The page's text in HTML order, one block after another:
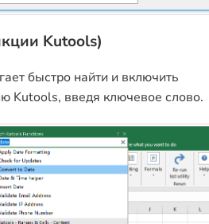
Kutools)
быстро найти и включить
Kutools, введя ключевое слово.